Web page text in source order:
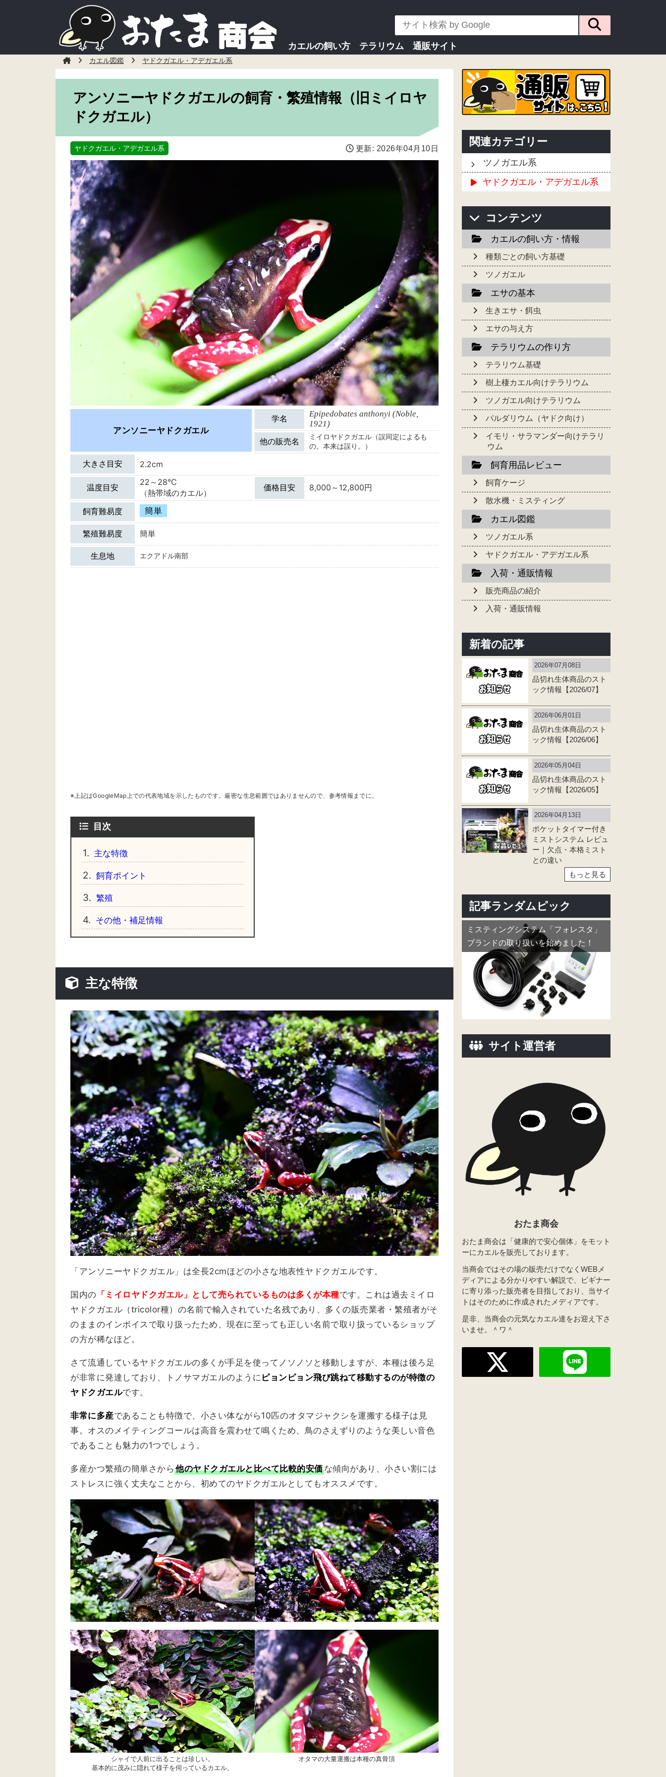
カエルの飼い方 テラリウム 通販サイト
カエル図鑑 ヤドクガエル・アデガエル系
アンソニーヤドクガエルの飼育・繁殖情報（旧ミイロヤ
ドクガエル）
ヤドクガエル・アデガエル系 更新: 2026年04月10日
アンソニーヤドクガエル
学名
Epipedobates anthonyi (Noble,
1921)
他の販売名
ミイロヤドクガエル（誤同定によるも
の。本来は誤り。）
大きさ目安 2.2cm
温度目安
22～28℃
（熱帯域のカエル）
価格目安 8,000～12,800円
飼育難易度 簡単
繁殖難易度 簡単
生息地 エクアドル南部
※上記はGoogleMap上での代表地域を示したものです。厳密な生息範囲ではありませんので、参考情報までに。
目次
1. 主な特徴
2. 飼育ポイント
3. 繁殖
4. その他・補足情報
主な特徴
「アンソニーヤドクガエル」は全長2cmほどの小さな地表性ヤドクガエルです。
国内の 「ミイロヤドクガエル」として売られているものは多くが本種です。これは過去ミイロ
ヤドクガエル（tricolor種）の名前で輸入されていた名残であり、多くの販売業者・繁殖者がそ
のままのインボイスで取り扱ったため、現在に至っても正しい名前で取り扱っているショップ
の方が稀なほど。
さて流通しているヤドクガエルの多くが手足を使ってノソノソと移動しますが、本種は後ろ足
が非常に発達しており、トノサマガエルのように ピョンピョン飛び跳ねて移動するのが特徴の
ヤドクガエルです。
非常に多産であることも特徴で、小さい体ながら10匹のオタマジャクシを運搬する様子は見
事。オスのメイティングコールは高音を震わせて鳴くため、鳥のさえずりのような美しい音色
であることも魅力の1つでしょう。
多産かつ繁殖の簡単さから他のヤドクガエルと比べて比較的安価な傾向があり、小さい割には
ストレスに強く丈夫なことから、初めてのヤドクガエルとしてもオススメです。
シャイで人前に出ることは珍しい。
基本的に茂みに隠れて様子を伺っているカエル。
オタマの大量運搬は本種の真骨頂
関連カテゴリー
ツノガエル系
ヤドクガエル・アデガエル系
コンテンツ
カエルの飼い方・情報
種類ごとの飼い方基礎
ツノガエル
エサの基本
生きエサ・餌虫
エサの与え方
テラリウムの作り方
テラリウム基礎
樹上棲カエル向けテラリウム
ツノガエル向けテラリウム
パルダリウム（ヤドク向け）
イモリ・サラマンダー向けテラリ
ウム
飼育用品レビュー
飼育ケージ
散水機・ミスティング
カエル図鑑
ツノガエル系
ヤドクガエル・アデガエル系
入荷・通販情報
販売商品の紹介
入荷・通販情報
新着の記事
2026年07月08日
品切れ生体商品のスト
ック情報【2026/07】
2026年06月01日
品切れ生体商品のスト
ック情報【2026/06】
2026年05月04日
品切れ生体商品のスト
ック情報【2026/05】
2026年04月13日
ポケットタイマー付き
ミストシステム レビュ
ー｜欠点・本格ミスト
との違い
もっと見る
記事ランダムピック
ミスティングシステム「フォレスタ」
ブランドの取り扱いを始めました！
サイト運営者
おたま商会
おたま商会は「健康的で安心個体」をモット
ーにカエルを販売しております。
当商会ではその場の販売だけでなくWEBメ
ディアによる分かりやすい解説で、ビギナー
に寄り添った販売者を目指しており、当サイ
トはそのために作成されたメディアです。
是非、当商会の元気なカエル達をお迎え下さ
いませ。＾ワ＾